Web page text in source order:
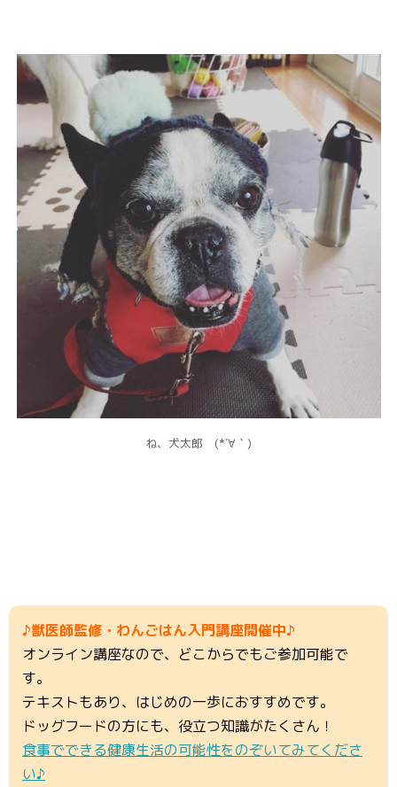
ね、犬太郎 (*´∀｀)
♪獣医師監修・わんごはん入門講座開催中♪
オンライン講座なので、どこからでもご参加可能で
す。
テキストもあり、はじめの一歩におすすめです。
ドッグフードの方にも、役立つ知識がたくさん！
食事でできる健康生活の可能性をのぞいてみてくださ
い♪